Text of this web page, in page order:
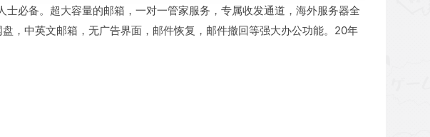
必备。超大容量的邮箱，一对一管家服务，专属收发通道，海外服务器全
，中英文邮箱，无广告界面，邮件恢复，邮件撤回等强大办公功能。20年